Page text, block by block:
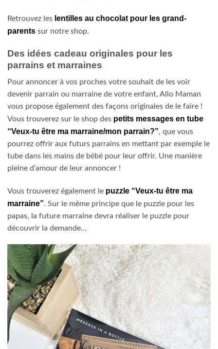
Retrouvez les lentilles au chocolat pour les grand-
parents sur notre shop.
Des idées cadeau originales pour les
parrains et marraines
Pour annoncer à vos proches votre souhait de les voir
devenir parrain ou marraine de votre enfant, Allo Maman
vous propose également des façons originales de le faire !
Vous trouverez sur le shop des petits messages en tube
“Veux-tu être ma marraine/mon parrain?”, que vous
pourrez offrir aux futurs parrains en mettant par exemple le
tube dans les mains de bébé pour leur offrir. Une manière
pleine d’amour de leur annoncer !
Vous trouverez également le puzzle “Veux-tu être ma
marraine”. Sur le même principe que le puzzle pour les
papas, la future marraine devra réaliser le puzzle pour
découvrir la demande…